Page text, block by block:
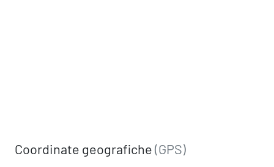
Coordinate geografiche(GPS)